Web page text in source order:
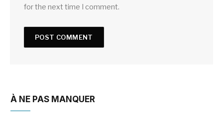
for the next time I comment.
À NE PAS MANQUER